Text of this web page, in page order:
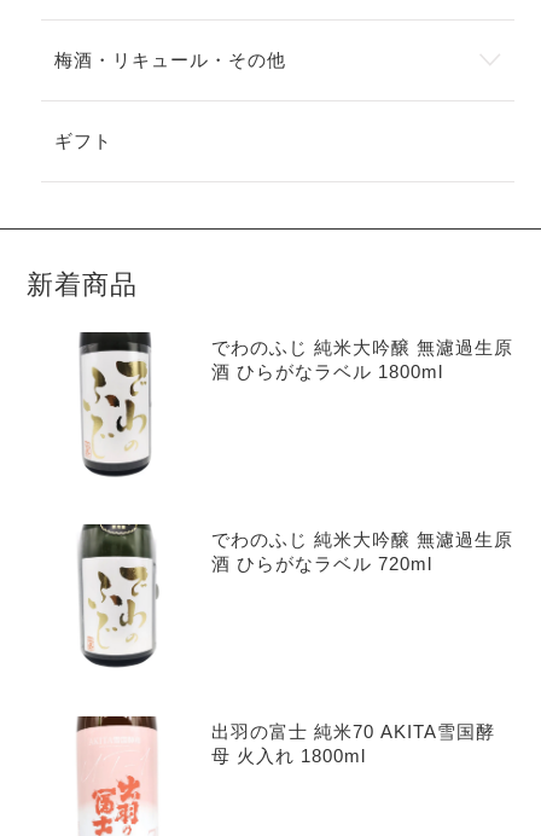
梅酒・リキュール・その他
ギフト
新着商品
でわのふじ 純米大吟醸 無濾過生原
酒 ひらがなラベル 1800ml
でわのふじ 純米大吟醸 無濾過生原
酒 ひらがなラベル 720ml
出羽の富士 純米70 AKITA雪国酵
母 火入れ 1800ml